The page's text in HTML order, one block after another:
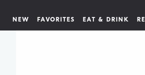
NEW FAVORITES EAT & DRINK